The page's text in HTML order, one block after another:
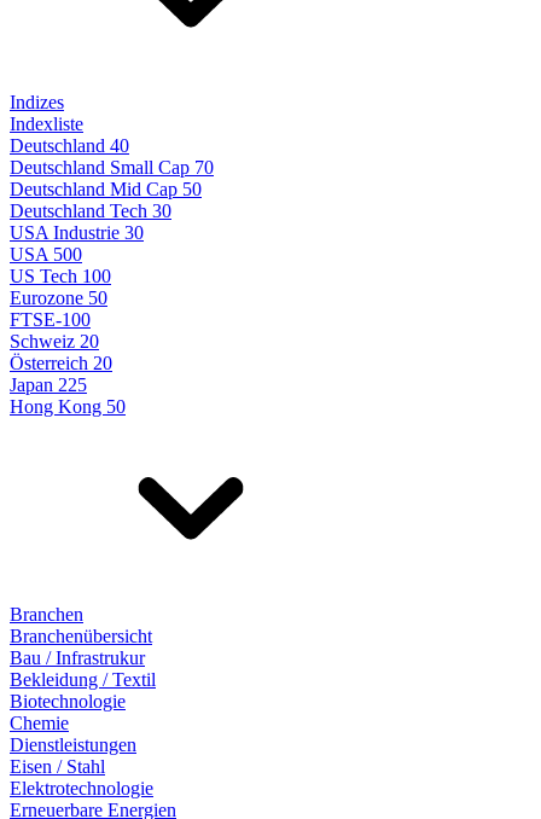
Indizes
Indexliste
Deutschland 40
Deutschland Small Cap 70
Deutschland Mid Cap 50
Deutschland Tech 30
USA Industrie 30
USA 500
US Tech 100
Eurozone 50
FTSE-100
Schweiz 20
Österreich 20
Japan 225
Hong Kong 50
Branchen
Branchenübersicht
Bau / Infrastrukur
Bekleidung / Textil
Biotechnologie
Chemie
Dienstleistungen
Eisen / Stahl
Elektrotechnologie
Erneuerbare Energien